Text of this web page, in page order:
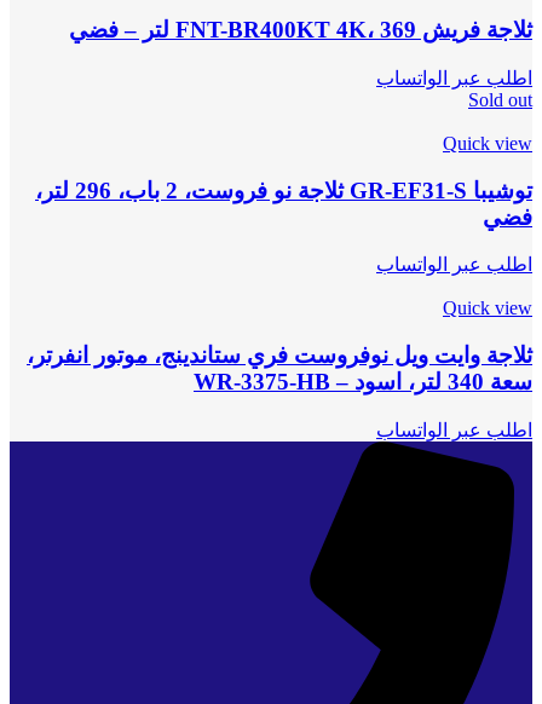
ثلاجة فريش FNT-BR400KT 4K، 369 لتر – فضي
اطلب عبر الواتساب
Sold out
Quick view
توشيبا GR-EF31-S ثلاجة نو فروست، 2 باب، 296 لتر،
فضي
اطلب عبر الواتساب
Quick view
ثلاجة وايت ويل نوفروست فري ستاندينج، موتور انفرتر،
سعة 340 لتر، اسود – WR-3375-HB
اطلب عبر الواتساب